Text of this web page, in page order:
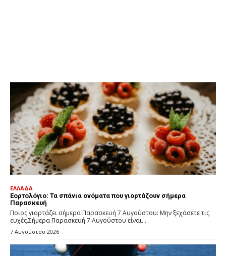
ΕΛΛΑΔΑ
Εορτολόγιο: Τα σπάνια ονόματα που γιορτάζουν σήμερα
Παρασκευή
Ποιος γιορτάζει σήμερα Παρασκευή 7 Αυγούστου: Μην ξεχάσετε τις
ευχές.Σήμερα Παρασκευή 7 Αυγούστου είναι...
7 Αυγούστου 2026